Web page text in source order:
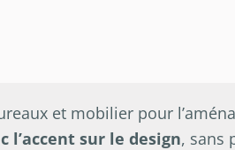
et mobilier pour
l’accent sur le design, sans